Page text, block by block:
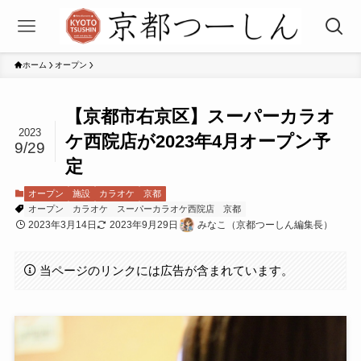
ホーム オープン
【京都市右京区】スーパーカラオ
ケ西院店が2023年4月オープン予
定
2023
9/29
オープン 施設 カラオケ
京都
オープン
カラオケ スーパーカラオケ西院店 京都
2023年3月14日 2023年9月29日 みなこ（京都つーしん編集長）
当ページのリンクには広告が含まれています。